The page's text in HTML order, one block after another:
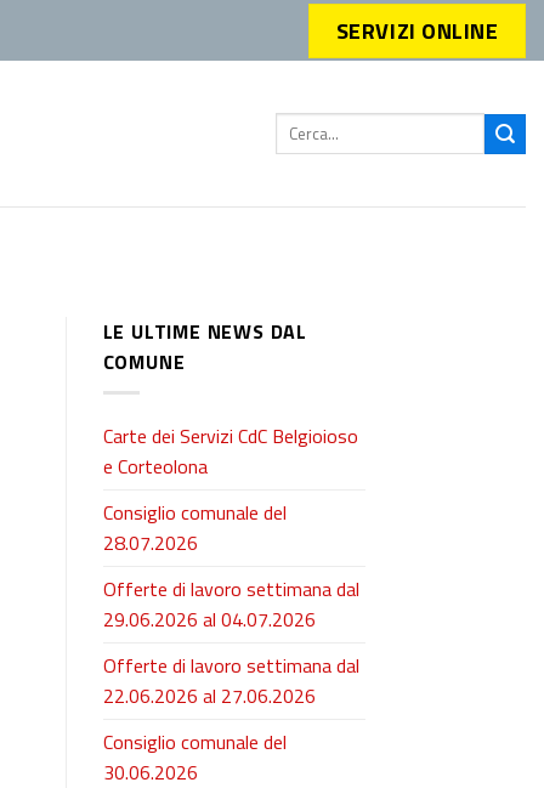
SERVIZI ONLINE
LE ULTIME NEWS DAL
COMUNE
Carte dei Servizi CdC Belgioioso
e Corteolona
Consiglio comunale del
28.07.2026
Offerte di lavoro settimana dal
29.06.2026 al 04.07.2026
Offerte di lavoro settimana dal
22.06.2026 al 27.06.2026
Consiglio comunale del
30.06.2026